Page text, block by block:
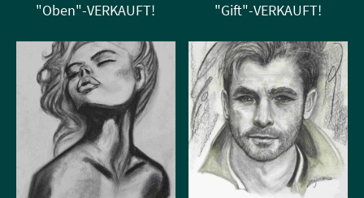
"Oben"-VERKAUFT! "Gift"-VERKAUFT!